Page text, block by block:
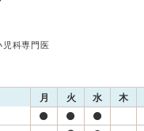
児科専門医
月 火 水 木